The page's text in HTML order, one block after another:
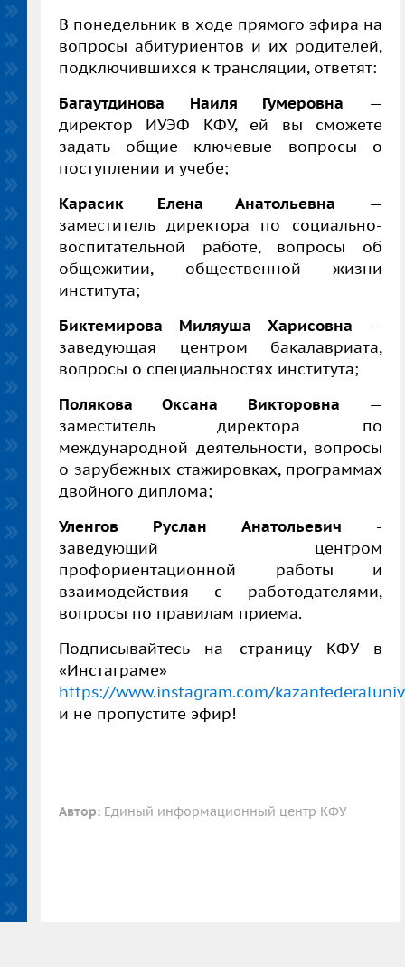
В понедельник в ходе прямого эфира на
вопросы абитуриентов и их родителей,
подключившихся к трансляции, ответят:
Багаутдинова Наиля Гумеровна —
директор ИУЭФ КФУ, ей вы сможете
задать общие ключевые вопросы о
поступлении и учебе;
Карасик Елена Анатольевна —
заместитель директора по социально-
воспитательной работе, вопросы об
общежитии, общественной жизни
института;
Биктемирова Миляуша Харисовна —
заведующая центром бакалавриата,
вопросы о специальностях института;
Полякова Оксана Викторовна —
заместитель директора по
международной деятельности, вопросы
о зарубежных стажировках, программах
двойного диплома;
Уленгов Руслан Анатольевич -
заведующий центром
профориентационной работы и
взаимодействия с работодателями,
вопросы по правилам приема.
Подписывайтесь на страницу КФУ в
«Инстаграме»
https://www.instagram.com/
и не пропустите эфир!
Автор: Единый информационный центр КФУ